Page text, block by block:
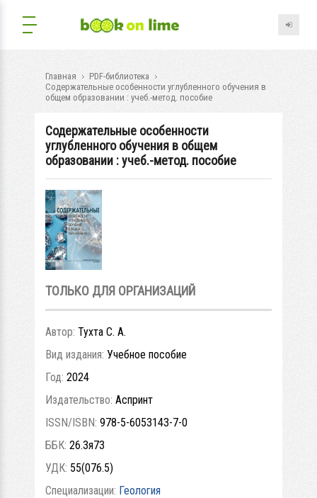
Главная
PDF-библиотека
Содержательные особенности углубленного обучения в
общем образовании : учеб.-метод. пособие
Содержательные особенности
углубленного обучения в общем
образовании : учеб.-метод. пособие
ТОЛЬКО ДЛЯ ОРГАНИЗАЦИЙ
Автор: Тухта С. А.
Вид издания: Учебное пособие
Год: 2024
Издательство: Аспринт
ISSN/ISBN: 978-5-6053143-7-0
ББК: 26.3я73
УДК: 55(076.5)
Специализации: Геология